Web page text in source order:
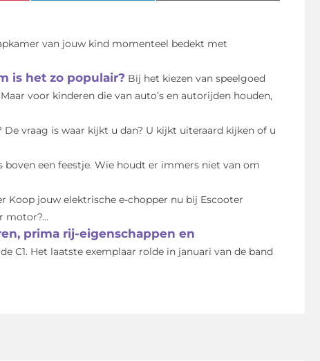
van jouw kind momenteel bedekt met
is het zo populair? Bij het kiezen van speelgoed
voor kinderen die van auto’s en autorijden houden,
De vraag is waar kijkt u dan? U kijkt uiteraard kijken of u
een feestje. Wie houdt er immers niet van om
Koop jouw elektrische e-chopper nu bij Escooter
motor?...
prima rij-eigenschappen en
C1. Het laatste exemplaar rolde in januari van de band